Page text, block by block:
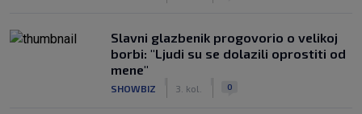
Slavni glazbenik progovorio o velikoj
borbi: "Ljudi su se dolazili oprostiti od
mene"
SHOWBIZ 3. kol. 0